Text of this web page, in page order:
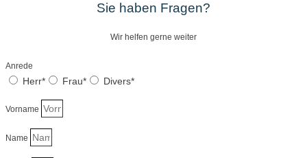
Sie haben Fragen?
Wir helfen gerne weiter
Anrede
Herr* Frau* Divers*
Vorname
Name